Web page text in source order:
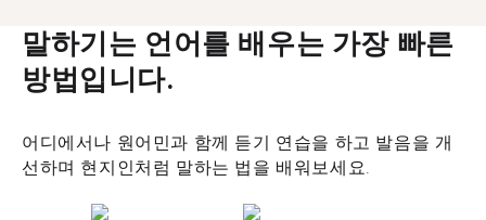
말하기는 언어를 배우는 가장 빠른
방법입니다.
어디에서나 원어민과 함께 듣기 연습을 하고 발음을 개
선하며 현지인처럼 말하는 법을 배워보세요.